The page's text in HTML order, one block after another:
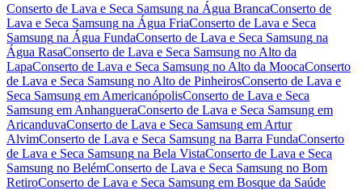
Conserto de Lava e Seca Samsung na Água BrancaConserto de
Lava e Seca Samsung na Água FriaConserto de Lava e Seca
Samsung na Água FundaConserto de Lava e Seca Samsung na
Água RasaConserto de Lava e Seca Samsung no Alto da
LapaConserto de Lava e Seca Samsung no Alto da MoocaConserto
de Lava e Seca Samsung no Alto de PinheirosConserto de Lava e
Seca Samsung em AmericanópolisConserto de Lava e Seca
Samsung em AnhangueraConserto de Lava e Seca Samsung em
AricanduvaConserto de Lava e Seca Samsung em Artur
AlvimConserto de Lava e Seca Samsung na Barra FundaConserto
de Lava e Seca Samsung na Bela VistaConserto de Lava e Seca
Samsung no BelémConserto de Lava e Seca Samsung no Bom
RetiroConserto de Lava e Seca Samsung em Bosque da Saúde